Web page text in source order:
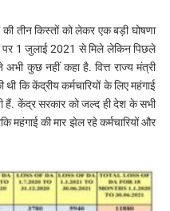
की तीन किस्तों को लेकर एक बड़ी घोषणा
1 जुलाई 2021 से मिले लेकिन पिछले
अभी कुछ नहीं कहा है. वित्त राज्य मंत्री
कि केंद्रीय कर्मचारियों के लिए महंगाई
हैं. केंद्र सरकार को जल्द ही देश के सभी
महंगाई की मार झेल रहे कर्मचारियों और